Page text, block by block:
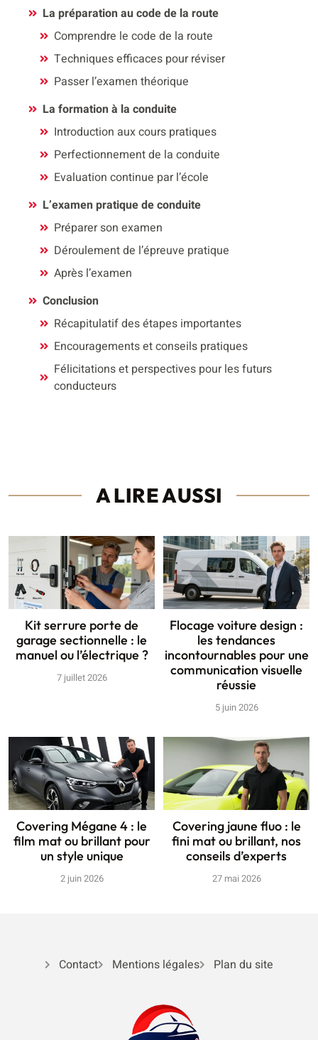
La préparation au code de la route
Comprendre le code de la route
Techniques efficaces pour réviser
Passer l’examen théorique
La formation à la conduite
Introduction aux cours pratiques
Perfectionnement de la conduite
Evaluation continue par l’école
L’examen pratique de conduite
Préparer son examen
Déroulement de l’épreuve pratique
Après l’examen
Conclusion
Récapitulatif des étapes importantes
Encouragements et conseils pratiques
Félicitations et perspectives pour les futurs
conducteurs
A LIRE AUSSI
Kit serrure porte de
garage sectionnelle : le
manuel ou l’électrique ?
7 juillet 2026
Flocage voiture design :
les tendances
incontournables pour une
communication visuelle
réussie
5 juin 2026
Covering Mégane 4 : le
film mat ou brillant pour
un style unique
2 juin 2026
Covering jaune fluo : le
fini mat ou brillant, nos
conseils d’experts
27 mai 2026
Contact Mentions légales Plan du site